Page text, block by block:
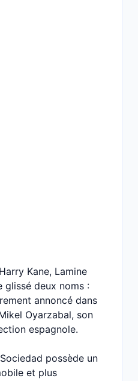
Kane, Lamine
glissé deux noms :
annoncé dans
Oyarzabal, son
espagnole.
possède un
et plus